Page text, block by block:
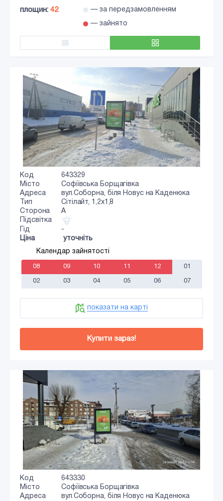
площин: 42 — за передзамовленням
— зайнято
Код
643329
Місто
Софіївська Борщагівка
Адреса
вул.Соборна, біля Новус на Каденюка
Тип
Сiтiлайт, 1,2x1,8
Сторона
A
Підсвітка
Гід
-
Ціна
уточніть
Календар зайнятості
08 09 10 11 12 01
02 03 04 05 06 07
показати на карті
Купити зараз!
Код
643330
Місто
Софіївська Борщагівка
Адреса
вул.Соборна, біля Новус на Каденюка